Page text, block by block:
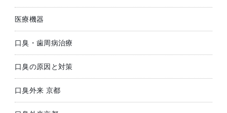
医療機器
口臭・歯周病治療
口臭の原因と対策
口臭外来 京都